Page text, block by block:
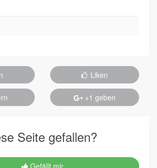
Liken
+1 geben
Seite gefallen?
Gefällt mir